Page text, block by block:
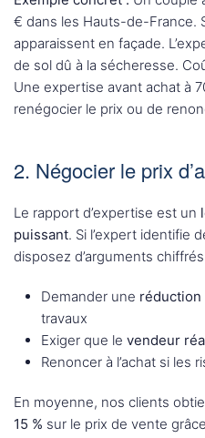
€ dans les Hauts-de-France.
apparaissent en façade.
de sol dû à la sécheresse.
Une expertise avant achat à
renégocier le prix ou de
2. Négocier le prix
Le rapport d’expertise est un
puissant. Si l’expert identifie
disposez d’arguments
Demander une réduction
travaux
Exiger que le vendeur
Renoncer à l’achat si les
En moyenne, nos clients
15 % sur le prix de vente